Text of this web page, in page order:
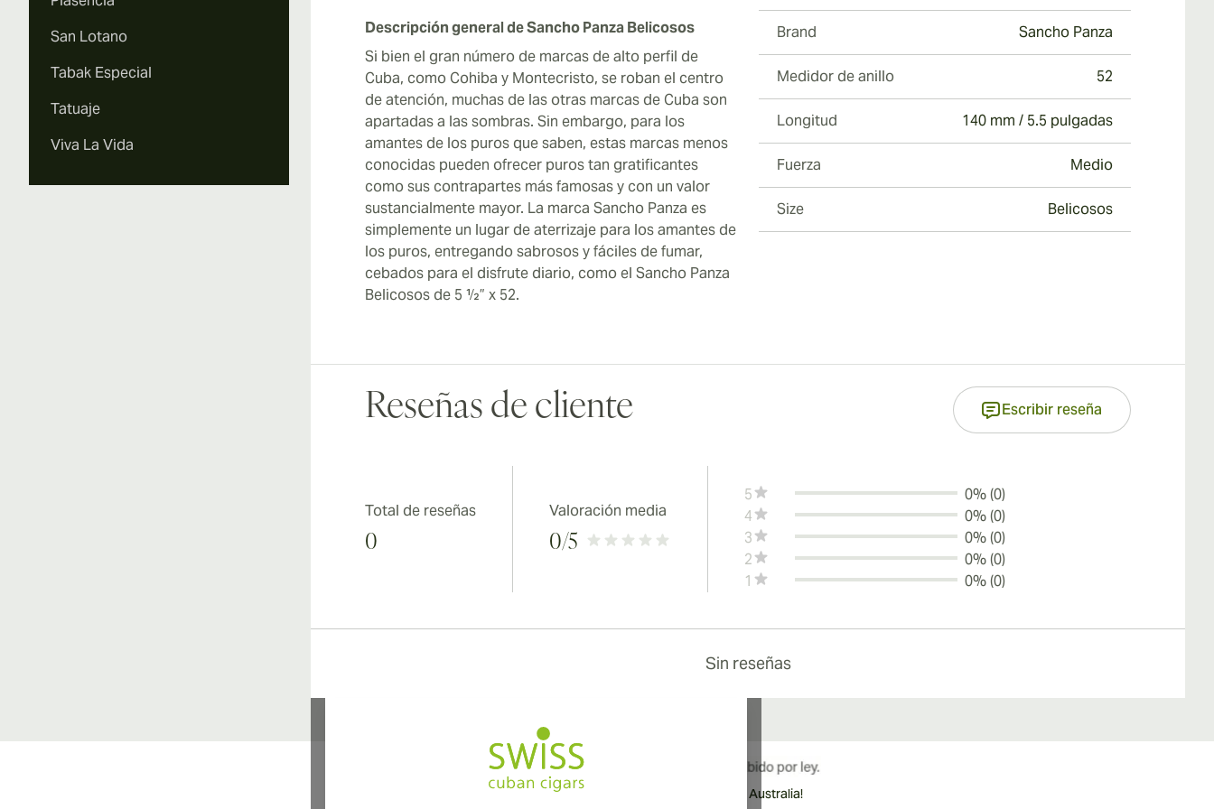
San Lotano
Tabak Especial
Tatuaje
Viva La Vida
Descripción general de Sancho Panza Belicosos
Si bien el gran número de marcas de alto perfil de
Cuba, como Cohiba y Montecristo, se roban el centro
de atención, muchas de las otras marcas de Cuba son
apartadas a las sombras. Sin embargo, para los
amantes de los puros que saben, estas marcas menos
conocidas pueden ofrecer puros tan gratificantes
como sus contrapartes más famosas y con un valor
sustancialmente mayor. La marca Sancho Panza es
simplemente un lugar de aterrizaje para los amantes de
los puros, entregando sabrosos y fáciles de fumar,
cebados para el disfrute diario, como el Sancho Panza
Belicosos de 5 ½” x 52.
Brand Sancho Panza
Medidor de anillo 52
Longitud 140 mm / 5.5 pulgadas
Fuerza Medio
Size Belicosos
Reseñas de cliente Escribir reseña
Total de reseñas
0
Valoración media
0/5
5
0% (0)
4
0% (0)
3
0% (0)
2
0% (0)
1
0% (0)
Sin reseñas
¡Envío internacional disponible a Canadá, Reino Unido y Australia!